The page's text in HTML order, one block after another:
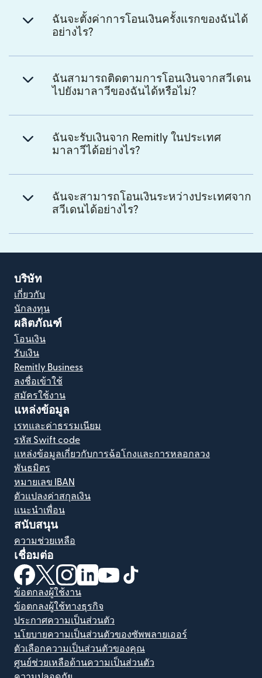
ฉันจะตั้งค่าการโอนเงินครั้งแรกของฉันได้
อย่างไร?
ฉันสามารถติดตามการโอนเงินจากสวีเดน
ไปยังมาลาวีของฉันได้หรือไม่?
ฉันจะรับเงินจาก Remitly ในประเทศ
มาลาวีได้อย่างไร?
ฉันจะสามารถโอนเงินระหว่างประเทศจาก
สวีเดนได้อย่างไร?
บริษัท
เกี่ยวกับ
นักลงทุน
ผลิตภัณฑ์
โอนเงิน
รับเงิน
Remitly Business
ลงชื่อเข้าใช้
สมัครใช้งาน
แหล่งข้อมูล
เรทและค่าธรรมเนียม
รหัส Swift code
แหล่งข้อมูลเกี่ยวกับการฉ้อโกงและการหลอกลวง
พันธมิตร
หมายเลข IBAN
ตัวแปลงค่าสกุลเงิน
แนะนำเพื่อน
สนับสนุน
ความช่วยเหลือ
เชื่อมต่อ
(เปิดในหน้าต่างใหม่)
(เปิดในหน้าต่างใหม่)
(เปิดในหน้าต่างใหม่)
(เปิดในหน้าต่างใหม่)
(เปิดในหน้าต่างใหม่)
ข้อตกลงผู้ใช้งาน
ข้อตกลงผู้ใช้ทางธุรกิจ
ประกาศความเป็นส่วนตัว
นโยบายความเป็นส่วนตัวของซัพพลายเออร์
ตัวเลือกความเป็นส่วนตัวของคุณ
ศูนย์ช่วยเหลือด้านความเป็นส่วนตัว